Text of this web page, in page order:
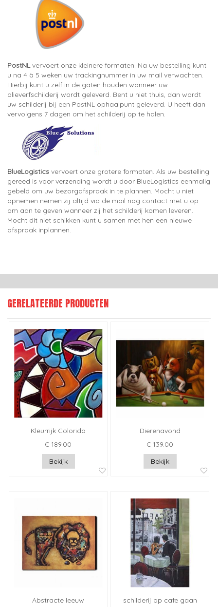
PostNLvervoert onze kleinere formaten. Na uw bestelling kunt
u na 4 à 5 weken uw trackingnummer in uw mail verwachten.
Hierbij kunt u zelf in de gaten houden wanneer uw
olieverfschilderij wordt geleverd. Bent u niet thuis, dan wordt
uw schilderij bij een PostNL ophaalpunt geleverd. U heeft dan
vervolgens 7 dagen om het schilderij op te halen.
BlueLogistics vervoert onze grotere formaten. Als uw bestelling
gereed is voor verzending wordt u door BlueLogistics eenmalig
gebeld om uw bezorgafspraak in te plannen. Mocht u niet
opnemen nemen zij altijd via de mail nog contact met u op
om aan te geven wanneer zij het schilderij komen leveren.
Mocht dit niet schikken kunt u samen met hen een nieuwe
afspraak inplannen.
GERELATEERDE PRODUCTEN
Kleurrijk Colorido
€ 189.00
Bekijk
Dierenavond
€ 139.00
Bekijk
Abstracte leeuw schilderij op cafe gaan